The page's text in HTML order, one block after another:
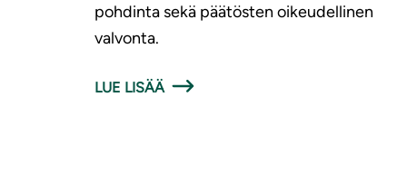
pohdinta sekä päätösten oikeudellinen
valvonta.
LUE LISÄÄ